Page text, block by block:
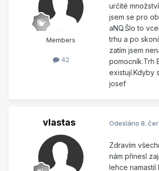
Members
42
určité
jsem se pro
aNQ.Šlo to
trhu a po
zatím jsem
pomocník.Trh
existují.Kdyby
josef
vlastas Odesláno 8.
Zdravím
nám přinesl
lehce